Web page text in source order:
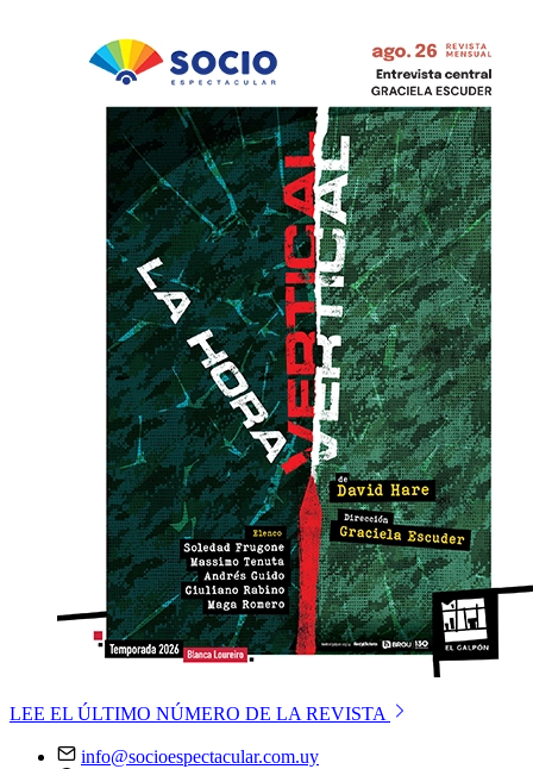
LEE EL ÚLTIMO NÚMERO DE LA REVISTA
info@socioespectacular.com.uy